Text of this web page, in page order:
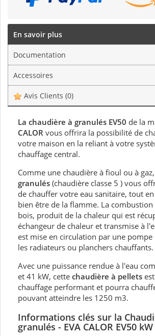
En savoir plus
Documentation
Accessoires
Avis Clients (0)
La chaudière à granulés EV50 de la
CALOR vous offrira la possibilité de
votre maison en la reliant à votre
chauffage central.
Comme une chaudière à fioul ou à
granulés (chaudière classe 5 ) vous
de chauffer votre eau sanitaire, tout
bien être de la flamme. La combustion
bois, produit de la chaleur qui est
échangeur de chaleur et transmise à
est mise en circulation par une pompe
les radiateurs ou planchers chauffants.
Avec une puissance rendue à l'eau
et 41 kW, cette chaudière à pellets
chauffage performant et pourra
pouvant atteindre les 1250 m3.
Informations clés sur la
granulés - EVA CALOR EV50 kW